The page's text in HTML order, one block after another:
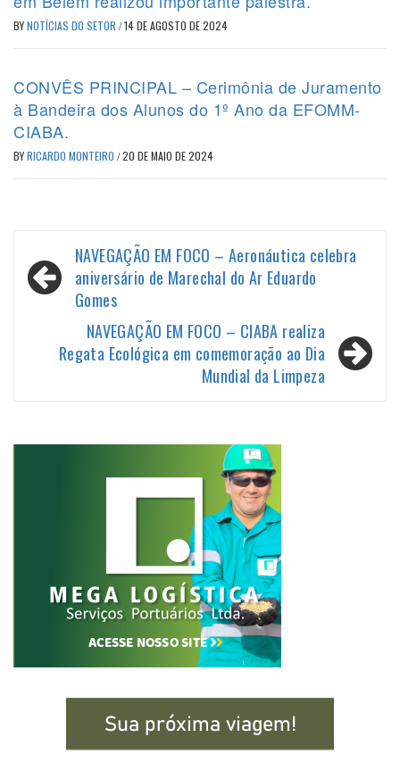
BYNOTÍCIAS DO SETOR /14 DE AGOSTO DE 2024
CONVÊS PRINCIPAL – Cerimônia de Juramento
à Bandeira dos Alunos do 1º Ano da EFOMM-
CIABA.
BYRICARDO MONTEIRO /20 DE MAIO DE 2024
Navegação
de
NAVEGAÇÃO EM FOCO – Aeronáutica celebra
aniversário de Marechal do Ar Eduardo
Gomes
NAVEGAÇÃO EM FOCO – CIABA realiza
Regata Ecológica em comemoração ao Dia
Mundial da Limpeza